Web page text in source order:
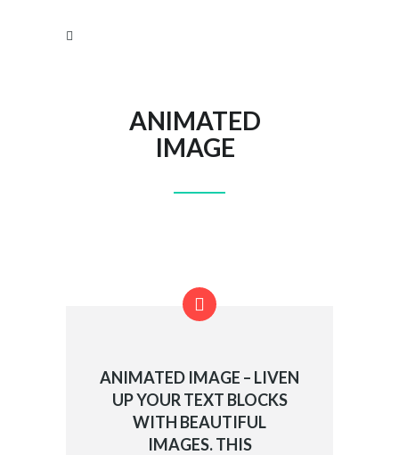
ANIMATED
IMAGE
ANIMATED IMAGE – LIVEN
UP YOUR TEXT BLOCKS
WITH BEAUTIFUL
IMAGES. THIS